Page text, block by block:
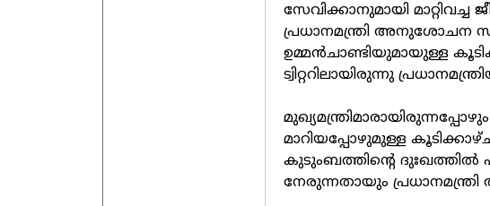
സേവിക്കാനുമായി
പ്രധാനമന്ത്രി അനുശോചന
ഉമ്മന്‍ചാണ്ടിയുമായുള്ള
ട്വിറ്ററിലായിരുന്നു
മാറിയപ്പോഴുമുള്ള
കുടുംബത്തിന്റെ ദുഃഖത്തില്‍
നേരുന്നതായും